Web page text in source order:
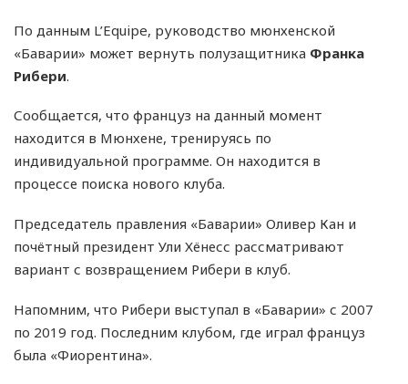
По данным L’Equipe, руководство мюнхенской
«Баварии» может вернуть полузащитника Франка
Рибери.
Сообщается, что француз на данный момент
находится в Мюнхене, тренируясь по
индивидуальной программе. Он находится в
процессе поиска нового клуба.
Председатель правления «Баварии» Оливер Кан и
почётный президент Ули Хёнесс рассматривают
вариант с возвращением Рибери в клуб.
Напомним, что Рибери выступал в «Баварии» с 2007
по 2019 год. Последним клубом, где играл француз
была «Фиорентина».